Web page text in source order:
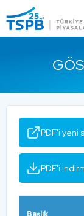
Close
PDF'i yeni
PDF'i